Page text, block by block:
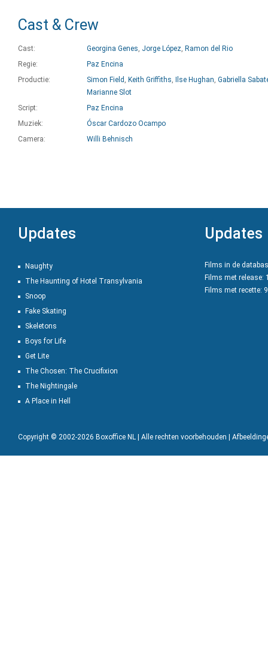
Cast & Crew
Cast: Georgina Genes, Jorge López, Ramon del Rio
Regie:
Paz Encina
Productie:
Simon Field , Keith Griffiths, Ilse Hughan, Gabriella
Marianne Slot
Script:
Paz Encina
Muziek:
Óscar Cardozo Ocampo
Camera:
Willi Behnisch
Updates
Naughty
The Haunting of Hotel Transylvania
Snoop
Fake Skating
Skeletons
Boys for Life
Get Lite
The Chosen: The Crucifixion
The Nightingale
A Place in Hell
Updates
Films in de
Films met release:
Films met recette:
Copyright © 2002-2026 Boxoffice NL | Alle rechten voorbehouden |